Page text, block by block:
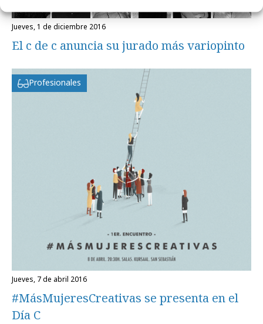
jueves, 1 de diciembre 2016
El c de c anuncia su jurado más variopinto
Profesionales
jueves, 7 de abril 2016
#MásMujeresCreativas se presenta en el
Día C